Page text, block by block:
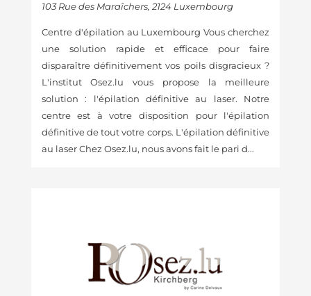
103 Rue des Maraîchers, 2124 Luxembourg
Centre d'épilation au Luxembourg Vous cherchez
une solution rapide et efficace pour faire
disparaître définitivement vos poils disgracieux ?
L'institut Osez.lu vous propose la meilleure
solution : l'épilation définitive au laser. Notre
centre est à votre disposition pour l'épilation
définitive de tout votre corps. L'épilation définitive
au laser Chez Osez.lu, nous avons fait le pari d...